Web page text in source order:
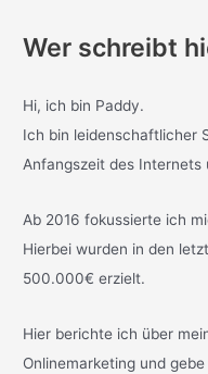
Wer schreibt
Hi, ich bin Paddy.
Ich bin leidenschaftlicher
Anfangszeit des Internets
Ab 2016 fokussierte ich
Hierbei wurden in den
500.000€ erzielt.
Hier berichte ich über
Onlinemarketing und